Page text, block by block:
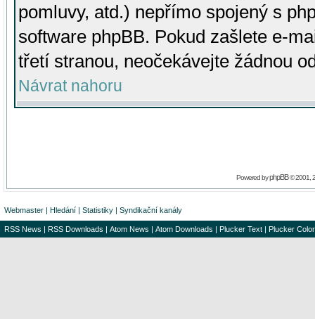
pomluvy, atd.) nepřímo spojený s
software phpBB. Pokud zašlete e-
třetí stranou, neočekávejte žádnou
Návrat nahoru
Powered byphpBB© 2001,
Webmaster | Hledání | Statistiky | Syndikační kanály
RSS News | RSS Downloads | Atom News | Atom Downloads | Plucker Text | Plucker Color